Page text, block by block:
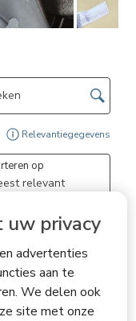
uw privacy
advertenties
aan te
We delen ook
site met onze
per regio
Relevantiegegevens
op
relevant